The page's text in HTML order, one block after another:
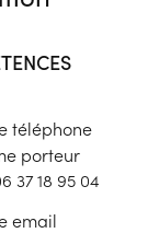
téléphone
porteur
37 18 95 04
email